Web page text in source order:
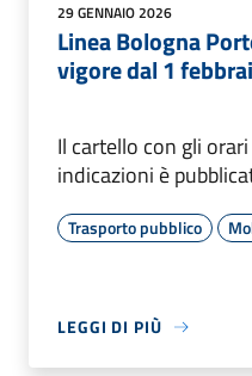
29 GENNAIO 2026
Linea Bologna
vigore dal 1
Il cartello con gli
indicazioni è
Trasporto pubblico
LEGGI DI PIÙ